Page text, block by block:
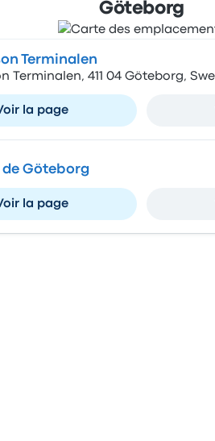
Göteborg
Terminalen
Terminalen, 411 04 Göteborg,
la page
Göteborg
la page